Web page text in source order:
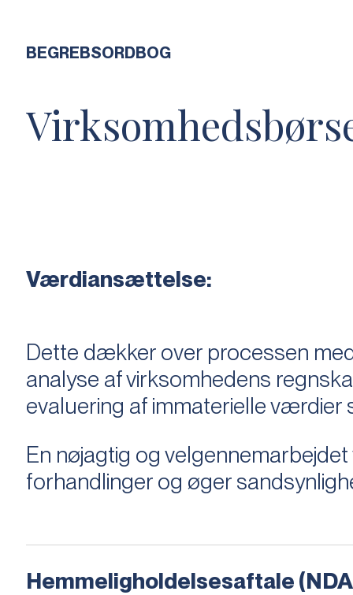
BEGREBSORDBOG
Værdiansættelse:
Dette dækker over processen
analyse af virksomhedens
evaluering af immaterielle
En nøjagtig og
forhandlinger og øger
Hemmeligholdelsesaftale